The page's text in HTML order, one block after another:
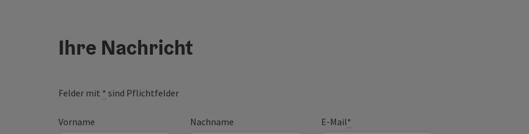
Ihre Nachricht
Felder mit * sind Pflichtfelder
Vorname Nachname E-Mail*